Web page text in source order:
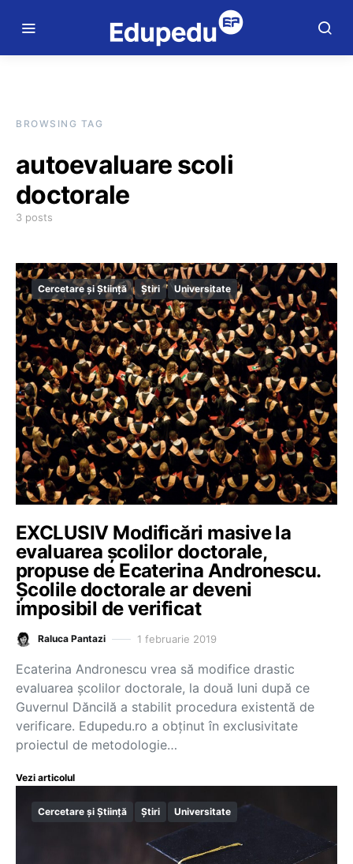
BROWSING TAG
autoevaluare scoli
doctorale
3 posts
Cercetare și Știință Știri Universitate
EXCLUSIV Modificări masive la
evaluarea școlilor doctorale,
propuse de Ecaterina Andronescu.
Școlile doctorale ar deveni
imposibil de verificat
Raluca Pantazi 1 februarie 2019
Ecaterina Andronescu vrea să modifice drastic
evaluarea școlilor doctorale, la două luni după ce
Guvernul Dăncilă a stabilit procedura existentă de
verificare. Edupedu.ro a obținut în exclusivitate
proiectul de metodologie…
Vezi articolul
Cercetare și Știință Știri Universitate